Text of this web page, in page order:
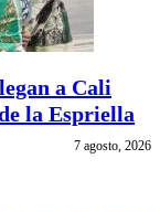
a Cali
la Espriella
7 agosto, 2026